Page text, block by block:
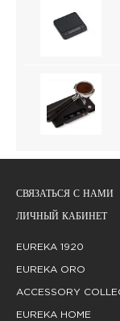
СВЯЗАТЬСЯ С НАМИ
ЛИЧНЫЙ КАБИНЕТ
EUREKA 1920
EUREKA ORO
ACCESSORY
EUREKA HOME